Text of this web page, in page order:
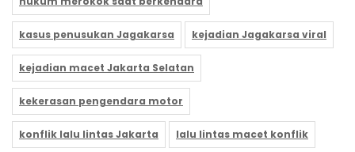
kasus penusukan Jagakarsa kejadian Jagakarsa viral
kejadian macet Jakarta Selatan
kekerasan pengendara motor
konflik lalu lintas Jakarta lalu lintas macet konflik